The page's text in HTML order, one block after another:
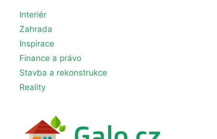
Interiér
Zahrada
Inspirace
Finance a právo
Stavba a rekonstrukce
Reality